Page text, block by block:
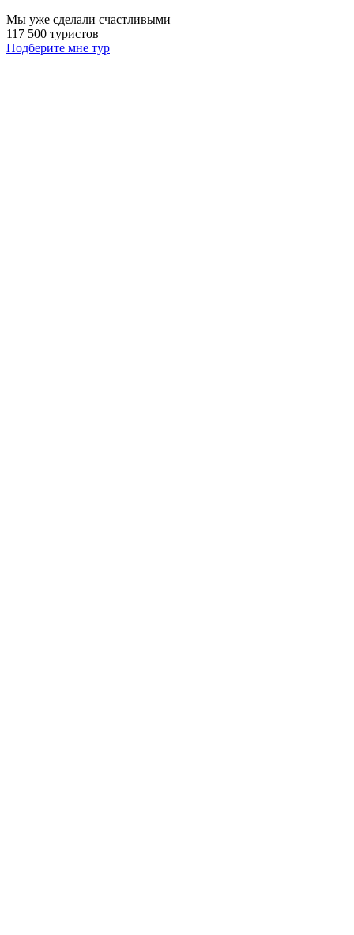
Мы уже сделали счастливыми
117 500 туристов
Подберите мне тур